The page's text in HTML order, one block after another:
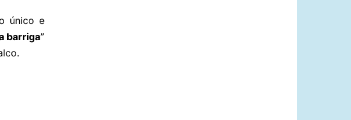
único e
barriga”